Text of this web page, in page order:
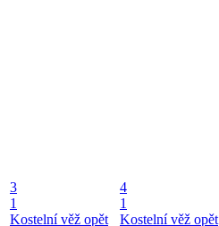
3
1
Kostelní věž opět
4
1
Kostelní věž opět